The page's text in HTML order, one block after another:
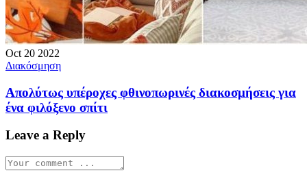
Oct 20 2022
Διακόσμηση
Απολύτως υπέροχες φθινοπωρινές διακοσμήσεις για
ένα φιλόξενο σπίτι
Leave a Reply